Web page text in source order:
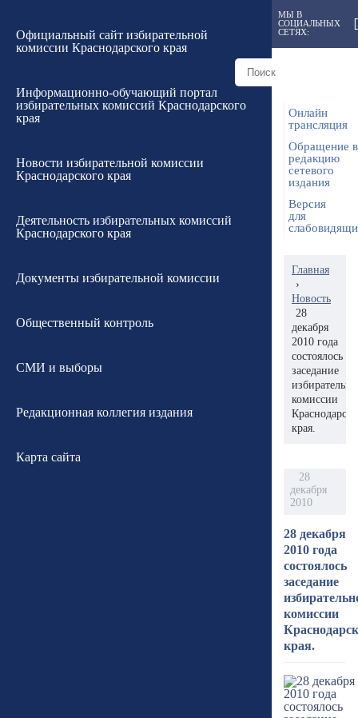
Официальный сайт избирательной
комиссии Краснодарского края
Информационно-обучающий портал
избирательных комиссий Краснодарского
края
Новости избирательной комиссии
Краснодарского края
Деятельность избирательных комиссий
Краснодарского края
Документы избирательной комиссии
Общественный контроль
СМИ и выборы
Редакционная коллегия издания
Карта сайта
МЫ В
СОЦИАЛЬНЫХ
СЕТЯХ:
Онлайн
трансляция
Обращение в
редакцию
сетевого
издания
Версия
для
Главная
›
Новость
28
декабря
2010 года
состоялось
заседание
комиссии
края.
28
декабря
2010
28 декабря
2010 года
состоялось
заседание
комиссии
края.